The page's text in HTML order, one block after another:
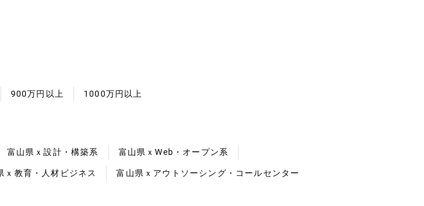
900万円以上 1000万円以上
富山県ｘ設計・構築系 富山県ｘWeb・オープン系
ｘ教育・人材ビジネス 富山県ｘアウトソーシング・コールセンター